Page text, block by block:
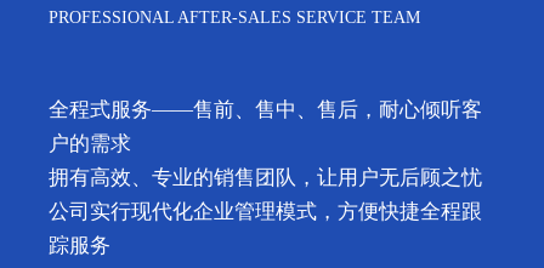
PHILOSOPHY,SERVICE PURPOSE AND QUALITY
经营理念：卓越质量，双赢价值，优质服务
服务宗旨：您的满意，我的追求
质量方针：持续改进，不断创新
销售理念：市场为本，诚信共赢